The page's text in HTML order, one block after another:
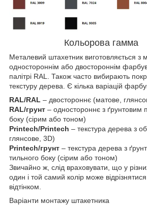
Кольорова гамма
Металевий штахетник виготовляється з
одностороннім або двостороннім
палітрі RAL. Також часто вибирають
текстуру дерева. Є кілька варіацій
RAL/RAL – двостороннє (матове,
RAL/грунт – одностороннє з ґрунтовим
боку (сірим або тоном)
Printech/Printech – текстура дерева з
глянсове, 3D)
Printech/грунт – текстура дерева з
тильного боку (сірим або тоном)
Звичайно ж, слід враховувати, що у
один і той самий колір може
відтінком.
Варіанти монтажу штакетника